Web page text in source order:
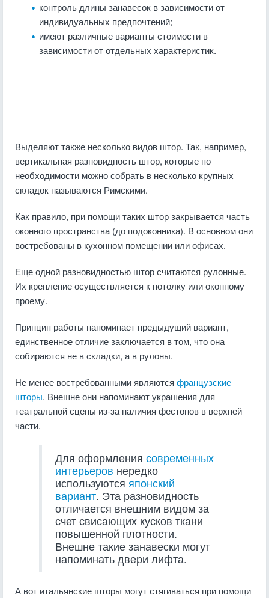
контроль длины занавесок в зависимости от
индивидуальных предпочтений;
имеют различные варианты стоимости в
зависимости от отдельных характеристик.
Выделяют также несколько видов штор. Так, например,
вертикальная разновидность штор, которые по
необходимости можно собрать в несколько крупных
складок называются Римскими.
Как правило, при помощи таких штор закрывается часть
оконного пространства (до подоконника). В основном они
востребованы в кухонном помещении или офисах.
Еще одной разновидностью штор считаются рулонные.
Их крепление осуществляется к потолку или оконному
проему.
Принцип работы напоминает предыдущий вариант,
единственное отличие заключается в том, что она
собираются не в складки, а в рулоны.
Не менее востребованными являются французские
шторы. Внешне они напоминают украшения для
театральной сцены из-за наличия фестонов в верхней
части.
Для оформления современных
интерьеров нередко
используются японский
вариант. Эта разновидность
отличается внешним видом за
счет свисающих кусков ткани
повышенной плотности.
Внешне такие занавески могут
напоминать двери лифта.
А вот итальянские шторы могут стягиваться при помощи